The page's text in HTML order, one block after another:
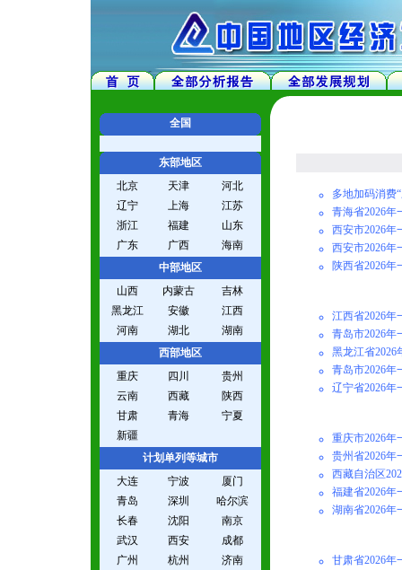
全国
东部地区
北京
天津
河北
辽宁
上海
江苏
浙江
福建
山东
广东
广西
海南
中部地区
山西
内蒙古
吉林
黑龙江
安徽
江西
河南
湖北
湖南
西部地区
重庆
四川
贵州
云南
西藏
陕西
甘肃
青海
宁夏
新疆
计划单列等城市
大连
宁波
厦门
青岛
深圳
哈尔滨
长春
沈阳
南京
武汉
西安
成都
广州
杭州
济南
多地加码消费
青海省2026年
西安市2026年
西安市2026年
陕西省2026年
江西省2026年
青岛市2026年
黑龙江省2026
青岛市2026年
辽宁省2026年
重庆市2026年
贵州省2026年
西藏自治区
福建省2026年
湖南省2026年
甘肃省2026年